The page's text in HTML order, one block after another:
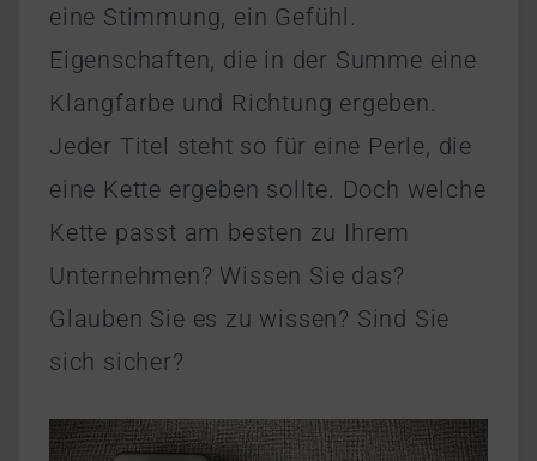
eine Stimmung, ein Gefühl.
Eigenschaften, die in der Summe eine
Klangfarbe und Richtung ergeben.
Jeder Titel steht so für eine Perle, die
eine Kette ergeben sollte. Doch welche
Kette passt am besten zu Ihrem
Unternehmen? Wissen Sie das?
Glauben Sie es zu wissen? Sind Sie
sich sicher?